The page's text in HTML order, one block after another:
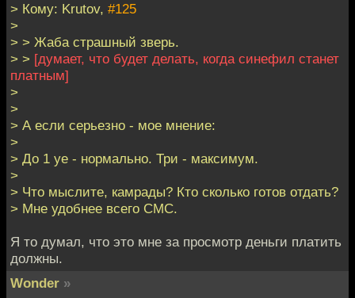
> Кому: Krutov, #125
>
> > Жаба страшный зверь.
> > [думает, что будет делать, когда синефил станет
платным]
>
>
> А если серьезно - мое мнение:
>
> До 1 уе - нормально. Три - максимум.
>
> Что мыслите, камрады? Кто сколько готов отдать?
> Мне удобнее всего СМС.
Я то думал, что это мне за просмотр деньги платить
должны.
Wonder »